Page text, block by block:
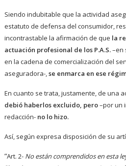
Siendo indubitable que la actividad
estatuto de defensa del consumidor,
incontrastable la afirmación de que la
actuación profesional de los P.A.S.–en
en la cadena de comercialización del
aseguradora-,se enmarca en ese
En cuanto se trata, justamente, de una
debió haberlos excluido, pero–por un
redacción- no lo hizo.
Así, según expresa disposición de su
“Art. 2- No están comprendidos en esta